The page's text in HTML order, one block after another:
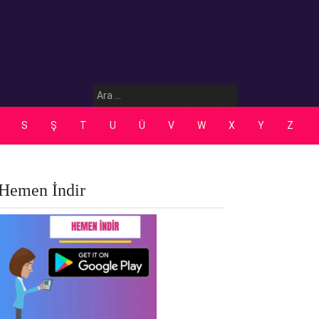
Arama:
S Ş T U Ü V W X Y Z
İndir